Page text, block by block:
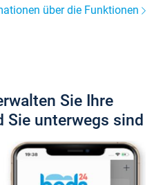
über die Funktionen
Sie Ihre
Sie unterwegs sind